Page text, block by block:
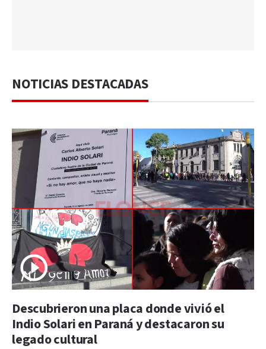
NOTICIAS DESTACADAS
Descubrieron una placa donde vivió el
Indio Solari en Paraná y destacaron su
legado cultural